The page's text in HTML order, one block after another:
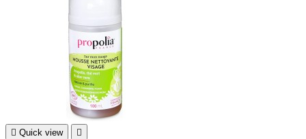
 Quick view 